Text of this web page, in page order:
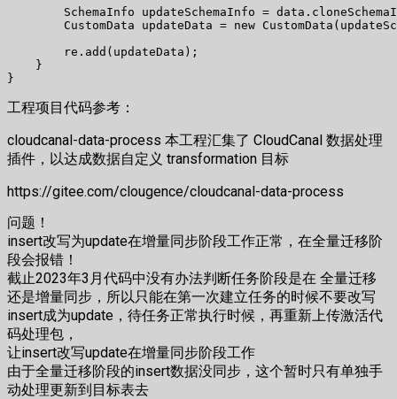
SchemaInfo updateSchemaInfo =
CustomData updateData = new
        re.add(updateData);
    }
工程项目代码参考：
cloudcanal-data-process 本工程汇集了 CloudCanal 数据处理
插件，以达成数据自定义 transformation 目标
https://gitee.com/clougence/cloudcanal-data-process
问题！
insert改写为update在增量同步阶段工作正常，在全量迁移阶
段会报错！
截止2023年3月代码中没有办法判断任务阶段是在 全量迁移
还是增量同步，所以只能在第一次建立任务的时候不要改写
insert成为update，待任务正常执行时候，再重新上传激活代
码处理包，
让insert改写update在增量同步阶段工作
由于全量迁移阶段的insert数据没同步，这个暂时只有单独手
动处理更新到目标表去